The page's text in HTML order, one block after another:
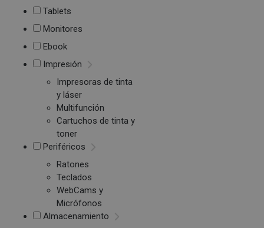
Tablets
Monitores
Ebook
Impresión
Impresoras de tinta
y láser
Multifunción
Cartuchos de tinta y
toner
Periféricos
Ratones
Teclados
WebCams y
Micrófonos
Almacenamiento